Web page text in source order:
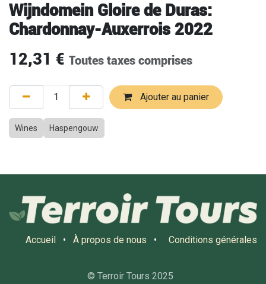
Wijndomein Gloire de Duras:
Chardonnay-Auxerrois 2022
12,31 € Toutes taxes comprises
Ajouter au panier
Wines Haspengouw
Accueil • À propos de nous • Conditions générales
© Terroir Tours 2025